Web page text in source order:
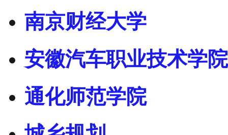
南京财经大学
安徽汽车职业技术学院
通化师范学院